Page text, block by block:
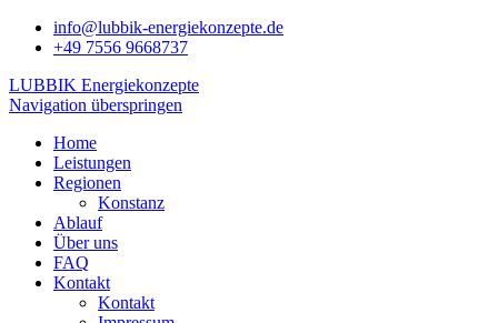
info@lubbik-energiekonzepte.de
+49 7556 9668737
LUBBIK Energiekonzepte
Navigation überspringen
Home
Leistungen
Regionen
Konstanz
Ablauf
Über uns
FAQ
Kontakt
Kontakt